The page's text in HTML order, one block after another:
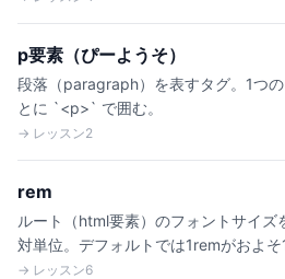
p要素（ぴーようそ）
段落（paragraph）を表すタグ。1つ
とに `<p>` で囲む。
→ レッスン2
rem
ルート（html要素）のフォントサイズ
対単位。デフォルトでは1remがおよそ
→ レッスン6